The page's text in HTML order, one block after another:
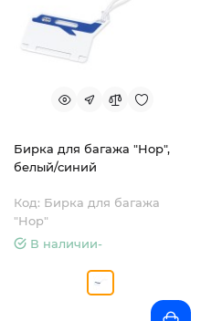
Бирка для багажа "Hop",
белый/синий
Код: Бирка для багажа
"Hop"
В наличии-